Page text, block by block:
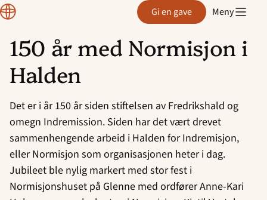
Hopp
til
innhold
Region
Østfold Gi en gave Meny
150 år med Normisjon i
Halden
Det er i år 150 år siden stiftelsen av Fredrikshald og
omegn Indremission. Siden har det vært drevet
sammenhengende arbeid i Halden for Indremisjon,
eller Normisjon som organisasjonen heter i dag.
Jubileet ble nylig markert med stor fest i
Normisjonshuset på Glenne med ordfører Anne-Kari